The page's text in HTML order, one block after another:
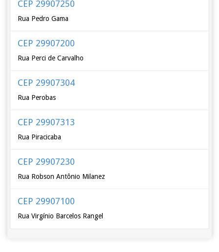
CEP 29907250
Rua Pedro Gama
CEP 29907200
Rua Perci de Carvalho
CEP 29907304
Rua Perobas
CEP 29907313
Rua Piracicaba
CEP 29907230
Rua Robson Antônio Milanez
CEP 29907100
Rua Virgínio Barcelos Rangel